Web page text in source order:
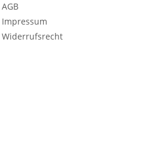
AGB
Impressum
Widerrufsrecht